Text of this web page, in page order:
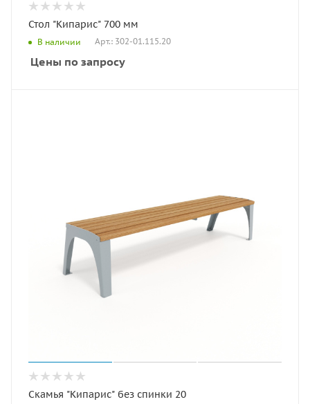
Стол "Кипарис" 700 мм
В наличии Арт.: 302-01.115.20
Цены по запросу
Скамья "Кипарис" без спинки 20